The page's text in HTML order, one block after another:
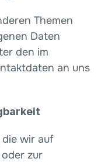
Themen
Daten
den im
an uns
die wir auf
zur